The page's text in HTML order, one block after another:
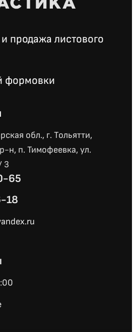
продажа листового
формовки
обл., г. Тольятти,
н, п. Тимофеевка, ул.
3
65
18